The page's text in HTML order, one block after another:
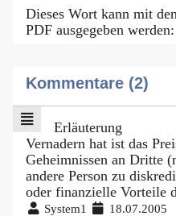
Dieses Wort kann mit
PDF ausgegeben werden:
Kommentare (2)
Erläuterung
Vernadern hat ist das
Geheimnissen an Dritte
andere Person zu
oder finanzielle Vorteile
System1 18.07.2005